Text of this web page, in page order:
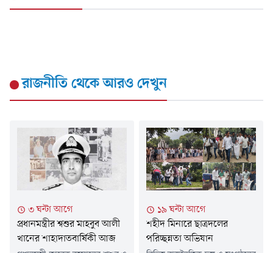
রাজনীতিথেকে আরও দেখুন
৩ ঘন্টা আগে
প্রধানমন্ত্রীর শ্বশুর মাহবুব আলী
খানের শাহাদাতবার্ষিকী আজ
১৯ ঘন্টা আগে
শহীদ মিনারে ছাত্রদলের
পরিচ্ছন্নতা অভিযান